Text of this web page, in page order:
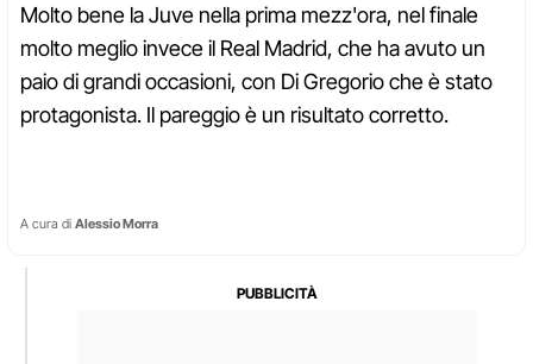
Molto bene la Juve nella prima mezz'ora, nel finale
molto meglio invece il Real Madrid, che ha avuto un
paio di grandi occasioni, con Di Gregorio che è stato
protagonista. Il pareggio è un risultato corretto.
A cura di Alessio Morra